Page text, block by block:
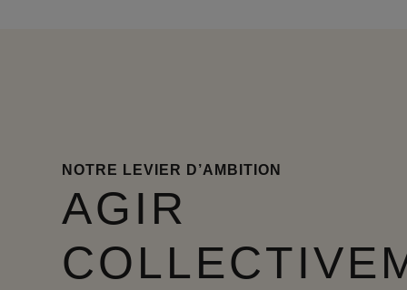
NOTRE LEVIER D’AMBITION
AGIR